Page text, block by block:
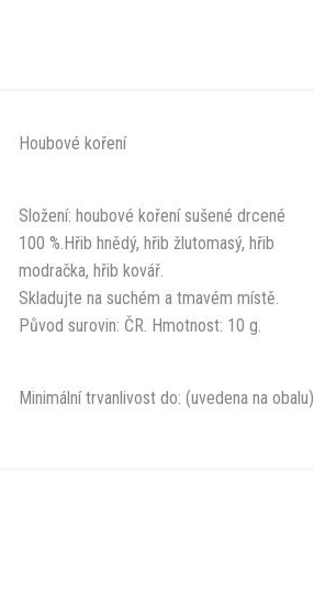
Houbové koření
Složení: houbové koření sušené drcené
100 %.Hřib hnědý, hřib žlutomasý, hřib
modračka, hřib kovář.
Skladujte na suchém a tmavém místě.
Původ surovin: ČR. Hmotnost: 10 g.
Minimální trvanlivost do: (uvedena na obalu)